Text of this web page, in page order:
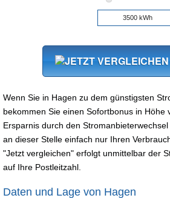
Wenn Sie in Hagen zu dem günstigsten
bekommen Sie einen Sofortbonus in Höhe
Ersparnis durch den
an dieser Stelle einfach nur Ihren
"Jetzt vergleichen" erfolgt unmittelbar der
auf Ihre Postleitzahl.
Daten und Lage von Hagen